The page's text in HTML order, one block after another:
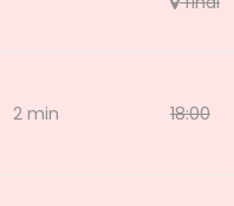
2 min 18:00